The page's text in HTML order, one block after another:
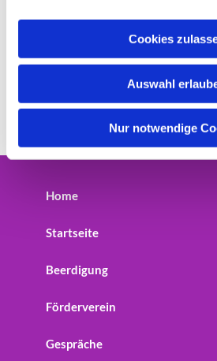
Cookies
Auswahl
Nur notwendige
Home
Startseite
Beerdigung
Förderverein
Gespräche